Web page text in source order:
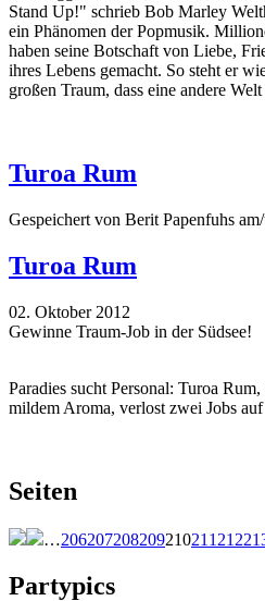
Stand Up!" schrieb Bob Marley
ein Phänomen der Popmusik.
haben seine Botschaft von Liebe,
ihres Lebens gemacht. So steht er
großen Traum, dass eine andere
Turoa Rum
Gespeichert von Berit Papenfuhs
Turoa Rum
02. Oktober 2012
Gewinne Traum-Job in der Südsee!
Paradies sucht Personal: Turoa
mildem Aroma, verlost zwei Jobs
Seiten
…206207208209210211 212
Partypics